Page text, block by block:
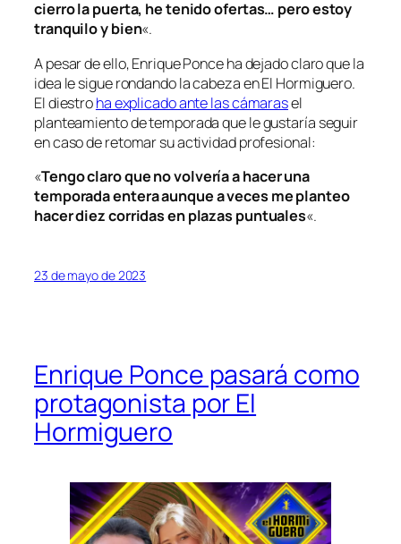
cierro la puerta, he tenido ofertas… pero estoy
tranquilo y bien«.
A pesar de ello, Enrique Ponce ha dejado claro que la
idea le sigue rondando la cabeza en El Hormiguero.
El diestroha explicado ante las cámarasel
planteamiento de temporada que le gustaría seguir
en caso de retomar su actividad profesional:
«Tengo claro que no volvería a hacer una
temporada entera aunque a veces me planteo
hacer diez corridas en plazas puntuales«.
23 de mayo de 2023
Enrique Ponce pasará como
protagonista por El
Hormiguero